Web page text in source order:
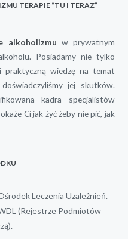
TERAPIE “TU I TERAZ”
alkoholizmu w prywatnym
Posiadamy nie tylko
praktyczną wiedzę na temat
jej skutków.
kadra specjalistów
Ci jak żyć żeby nie pić, jak
Leczenia Uzależnień.
(Rejestrze Podmiotów